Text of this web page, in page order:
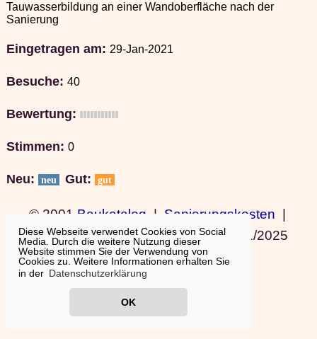
Diese Webseite verwendet Cookies von Social
Media. Durch die weitere Nutzung dieser
Website stimmen Sie der Verwendung von
Cookies zu. Weitere Informationen erhalten Sie
in der Datenschutzerklärung
OK
Tauwasserbildung an einer Wandoberfläche nach der
Sanierung
Eingetragen am: 29-Jan-2021
Besuche: 40
Bewertung:
Stimmen: 0
Neu: neu Gut: gut
© 2001 Baukatalog | Sanierungskosten |
Bauideen|Ausland wohnen|11/01/2025
19:15:11